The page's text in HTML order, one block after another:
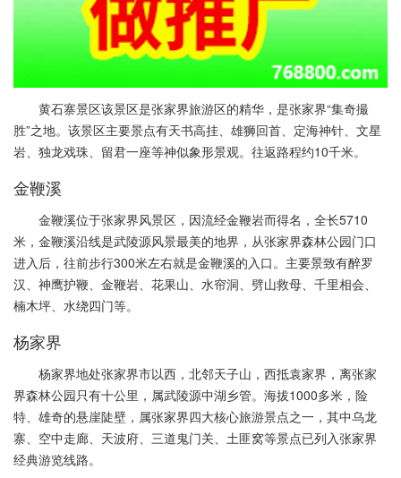
黄石寨景区该景区是张家界旅游区的精华，是张家界“集奇撮
胜”之地。该景区主要景点有天书高挂、雄狮回首、定海神针、文星
岩、独龙戏珠、留君一座等神似象形景观。往返路程约10千米。
金鞭溪
金鞭溪位于张家界风景区，因流经金鞭岩而得名，全长5710
米，金鞭溪沿线是武陵源风景最美的地界，从张家界森林公园门口
进入后，往前步行300米左右就是金鞭溪的入口。主要景致有醉罗
汉、神鹰护鞭、金鞭岩、花果山、水帘洞、劈山救母、千里相会、
楠木坪、水绕四门等。
杨家界
杨家界地处张家界市以西，北邻天子山，西抵袁家界，离张家
界森林公园只有十公里，属武陵源中湖乡管。海拔1000多米，险
特、雄奇的悬崖陡壁，属张家界四大核心旅游景点之一，其中乌龙
寨、空中走廊、天波府、三道鬼门关、土匪窝等景点已列入张家界
经典游览线路。